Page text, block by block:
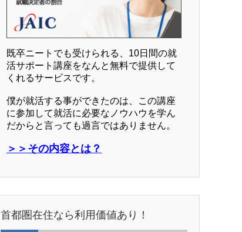
既卒ニートでも受けられる、10日間の就
活サポート講座をなんと無料で提供して
くれるサービスです。
僕が就活する事ができたのは、この講座
に参加して就活に必要なノウハウを学ん
だからと言っても過言ではありません。
＞＞その内容とは？
首都圏在住なら利用価値あり！